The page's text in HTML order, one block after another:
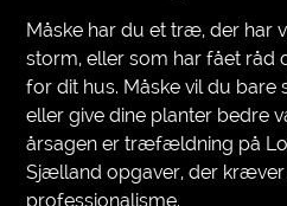
Måske har du et træ, der har
storm, eller som har fået råd
for dit hus. Måske vil du bare
eller give dine planter bedre
årsagen er træfældning på
Sjælland opgaver, der
professionalisme.